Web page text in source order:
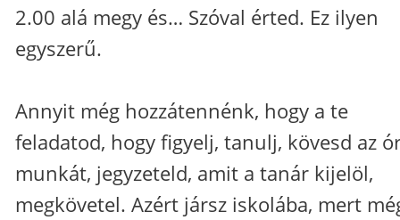
2.00 alá megy és… Szóval érted. Ez ilyen
egyszerű.
Annyit még hozzátennénk, hogy a te
feladatod, hogy figyelj, tanulj, kövesd az
munkát, jegyzeteld, amit a tanár kijelöl,
megkövetel. Azért jársz iskolába, mert